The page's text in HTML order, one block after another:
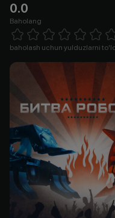
0.0
Baholang
1 Star 2 Stars 3 Stars 4 Stars5 Stars 6 Stars7
baholash uchun yulduzlarni